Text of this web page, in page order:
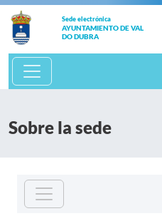
Sede electrónica
AYUNTAMIENTO DE VAL
DO DUBRA
Sobre la sede